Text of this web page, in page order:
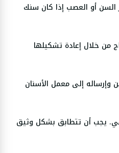
السن أو العصب إذا كان سنك
من خلال إعادة تشكيلها
وإرساله إلى معمل الأسنان
يجب أن تتطابق بشكل وثيق